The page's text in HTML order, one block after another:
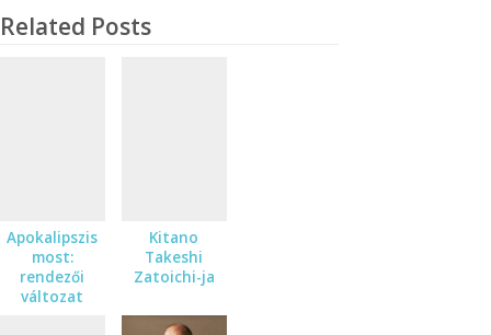
Related Posts
Apokalipszis
most:
rendezői
változat
Kitano
Takeshi
Zatoichi-ja